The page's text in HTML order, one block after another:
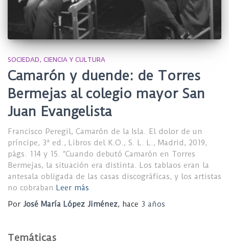
SOCIEDAD, CIENCIA Y CULTURA
Camarón y duende: de Torres
Bermejas al colegio mayor San
Juan Evangelista
Francisco Peregil, Camarón de la Isla. El dolor de un
príncipe, 3ª ed., Libros del K.O., S. L. L., Madrid, 2019,
págs. 114 y 15. “Cuando debutó Camarón en Torres
Bermejas, la situación era distinta. Los tablaos eran la
antesala obligada de las casas discográficas, y los artistas
no cobraban Leer más
Por José María López Jiménez, hace 3 años
Temáticas